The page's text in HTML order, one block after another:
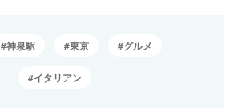
神泉駅 東京 グルメ
イタリアン